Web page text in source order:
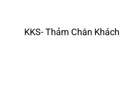
KKS- Thảm Chân